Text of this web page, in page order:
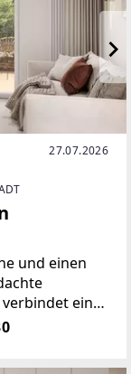
27.07.2026
und einen
eine
und